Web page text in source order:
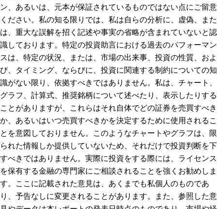
ン、あるいは、元本が保証されているものではない点にご留意
ください。私の知る限りでは、私は自らの分析に、虚偽、また
は、重大な誤解を招く記述や事実の省略が含まれていないと認
識しております。特定の投資助言における過去のパフォーマン
スは、特定の状況、または、市場の出来事、投資の性質、およ
び、タイミング、ならびに、投資に関連する制約についての知
識がない限り、依拠すべきではありません。私は、チャート、
グラフ、計算式、推奨銘柄について述べたり、表示したりする
ことがありますが、これらはそれ自体でどの証券を売買すべき
か、あるいはいつ売買すべきかを決定するために使用されるこ
とを意図しておりません。このようなチャートやグラフは、限
られた情報しか提供していないため、それだけで投資判断を下
すべきではありません。実際に投資をする際には、ライセンス
を保有する金融の専門家にご相談されることを強くお勧めしま
す。ここに記載された意見は、あくまでも私個人のものであ
り、予告なしに変更されることがあります。また、参照した意